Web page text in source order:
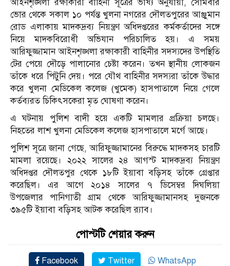
আইনশৃঙ্খলা রক্ষাকারী বাহিনী সূত্রের ভাষ্য অনুযায়ী, সোমবার
ভোর থেকে সকাল ১০ পর্যন্ত খুলনা নগরের দৌলতপুরের আঞ্জুমান
রোড এলাকায় মাদকদ্রব্য নিয়ন্ত্রণ অধিদপ্তরের কর্মকর্তাদের সঙ্গে
নিয়ে মাদকবিরোধী অভিযান পরিচালিত হয়। এ সময়
আরিফুজ্জামান আইনশৃঙ্খলা রক্ষাকারী বাহিনীর সদস্যদের উপস্থিতি
টের পেয়ে দৌড়ে পালানোর চেষ্টা করেন। তখন স্থানীয় লোকজন
তাঁকে ধরে পিটুনি দেয়। পরে যৌথ বাহিনীর সদস্যরা তাঁকে উদ্ধার
করে খুলনা মেডিকেল কলেজ (খুমেক) হাসপাতালে নিয়ে গেলে
কর্তব্যরত চিকিৎসকেরা মৃত ঘোষণা করেন।
এ ঘটনায় পুলিশ বাদী হয়ে একটি মামলার প্রক্রিয়া চলছে।
নিহতের লাশ খুলনা মেডিকেল কলেজ হাসপাতালে মর্গে আছে।
পুলিশ সূত্রে জানা গেছে, আরিফুজ্জামানের বিরুদ্ধে মাদকসহ চারটি
মামলা রয়েছে। ২০২২ সালের ২৪ আগস্ট মাদকদ্রব্য নিয়ন্ত্রণ
অধিদপ্তর দৌলতপুর থেকে ১৮টি ইয়াবা বড়িসহ তাঁকে গ্রেপ্তার
করেছিল। এর আগে ২০১৪ সালের ৭ ডিসেম্বর দিঘলিয়া
উপজেলার পানিগাতী গ্রাম থেকে আরিফুজ্জামানসহ দুজনকে
৩৯৫টি ইয়াবা বড়িসহ আটক করেছিল র‌্যাব।
পোস্টটি শেয়ার করুন
Facebook Twitter WhatsApp